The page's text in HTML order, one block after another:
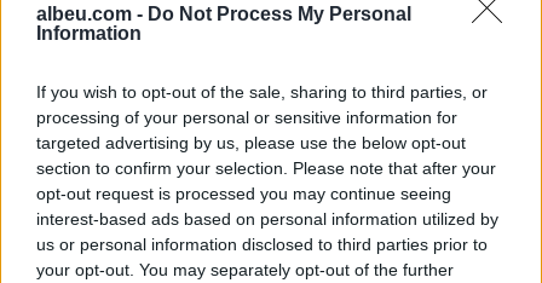
albeu.com - Do Not Process My Personal
Information
If you wish to opt-out of the sale, sharing to third parties, or
processing of your personal or sensitive information for
targeted advertising by us, please use the below opt-out
section to confirm your selection. Please note that after your
opt-out request is processed you may continue seeing
interest-based ads based on personal information utilized by
us or personal information disclosed to third parties prior to
your opt-out. You may separately opt-out of the further
Bardhë, reagon Trump: Do ta
çojmë çështjen në Gjykatën e
Lartë